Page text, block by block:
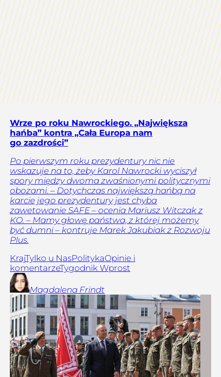
Wrze po roku Nawrockiego. „Największa
hańba” kontra „Cała Europa nam
go zazdrości”
Po pierwszym roku prezydentury nic nie
wskazuje na to, żeby Karol Nawrocki wyciszył
spory między dwoma zwaśnionymi politycznymi
obozami. – Dotychczas największą hańbą na
karcie jego prezydentury jest chyba
zawetowanie SAFE – ocenia Mariusz Witczak z
KO. – Mamy głowę państwa, z której możemy
być dumni – kontruje Marek Jakubiak z Rozwoju
Plus.
KrajTylko u NasPolitykaOpinie i
komentarzeTygodnik Wprost
Magdalena Frindt